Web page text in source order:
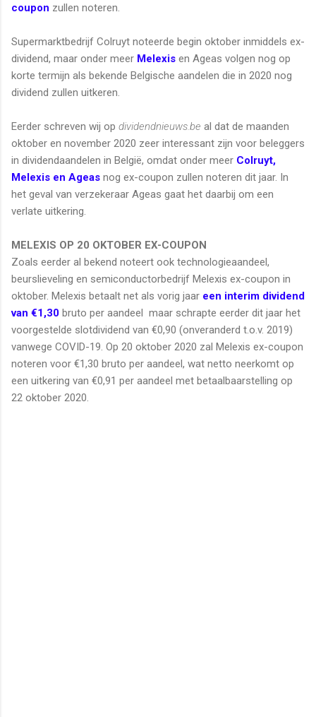
coupon zullen noteren.
Supermarktbedrijf Colruyt noteerde begin oktober inmiddels ex-
dividend, maar onder meer Melexis en Ageas volgen nog op
korte termijn als bekende Belgische aandelen die in 2020 nog
dividend zullen uitkeren.
Eerder schreven wij op dividendnieuws.be al dat de maanden
oktober en november 2020 zeer interessant zijn voor beleggers
in dividendaandelen in België, omdat onder meer Colruyt,
Melexis en Ageas nog ex-coupon zullen noteren dit jaar. In
het geval van verzekeraar Ageas gaat het daarbij om een
verlate uitkering.
MELEXIS OP 20 OKTOBER EX-COUPON
Zoals eerder al bekend noteert ook technologieaandeel,
beurslieveling en semiconductorbedrijf Melexis ex-coupon in
oktober. Melexis betaalt net als vorig jaar een interim dividend
van €1,30 bruto per aandeel maar schrapte eerder dit jaar het
voorgestelde slotdividend van €0,90 (onveranderd t.o.v. 2019)
vanwege COVID-19. Op 20 oktober 2020 zal Melexis ex-coupon
noteren voor €1,30 bruto per aandeel, wat netto neerkomt op
een uitkering van €0,91 per aandeel met betaalbaarstelling op
22 oktober 2020.